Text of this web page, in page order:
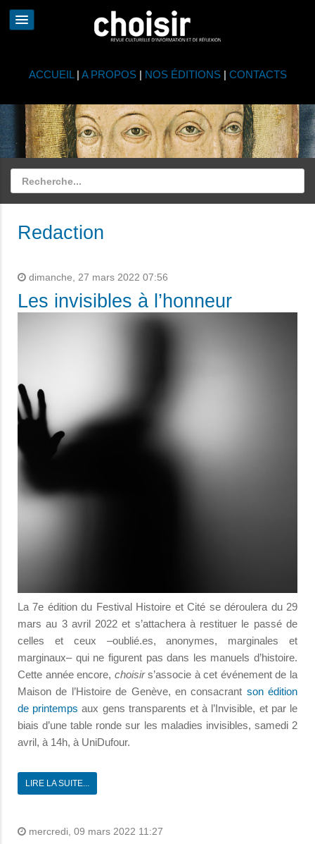
ACCUEIL | A PROPOS| NOS ÉDITIONS| CONTACTS
Redaction
dimanche, 27 mars 2022 07:56
Les invisibles à l’honneur
La 7e édition du Festival Histoire et Cité se déroulera du 29
mars au 3 avril 2022 et s’attachera à restituer le passé de
celles et ceux –oublié.es, anonymes, marginales et
marginaux– qui ne figurent pas dans les manuels d’histoire.
Cette année encore, choisirs’associe à cet événement de la
Maison de l’Histoire de Genève, en consacrant son édition
de printemps aux gens transparents et à l’Invisible, et par le
biais d’une table ronde sur les maladies invisibles, samedi 2
avril, à 14h, à UniDufour.
LIRE LA SUITE...
mercredi, 09 mars 2022 11:27